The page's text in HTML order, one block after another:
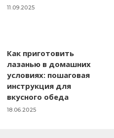
11.09.2025
Как приготовить
лазанью в домашних
условиях: пошаговая
инструкция для
вкусного обеда
18.06.2025